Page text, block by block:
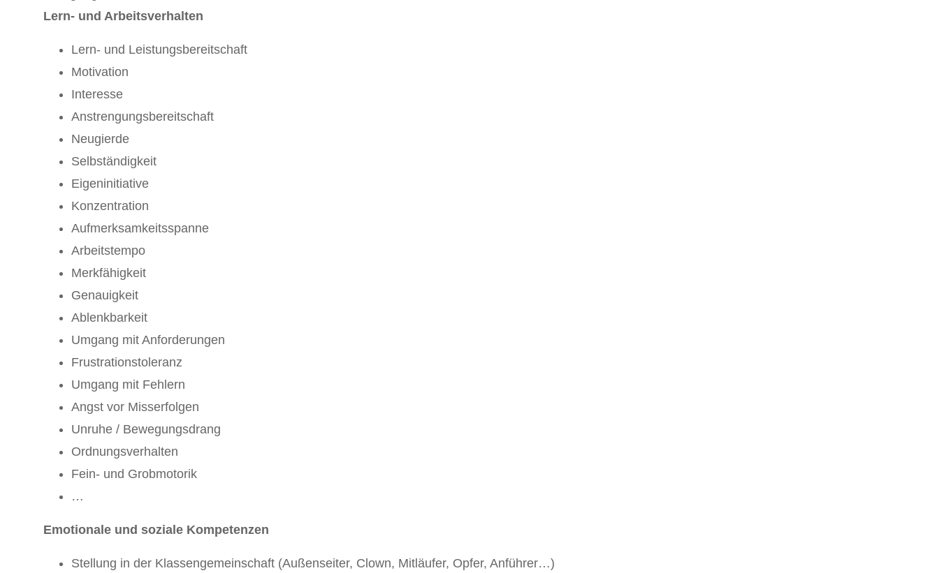
Lern- und Arbeitsverhalten
Lern- und Leistungsbereitschaft
Motivation
Interesse
Anstrengungsbereitschaft
Neugierde
Selbständigkeit
Eigeninitiative
Konzentration
Aufmerksamkeitsspanne
Arbeitstempo
Merkfähigkeit
Genauigkeit
Ablenkbarkeit
Umgang mit Anforderungen
Frustrationstoleranz
Umgang mit Fehlern
Angst vor Misserfolgen
Unruhe / Bewegungsdrang
Ordnungsverhalten
Fein- und Grobmotorik
…
Emotionale und soziale Kompetenzen
Stellung in der Klassengemeinschaft (Außenseiter, Clown, Mitläufer, Opfer, Anführer…)